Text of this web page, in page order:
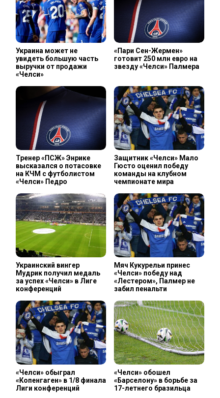
Украина может не
увидеть большую часть
выручки от продажи
«Челси»
«Пари Сен-Жермен»
готовит 250 млн евро на
звезду «Челси» Палмера
Тренер «ПСЖ» Энрике
высказался о потасовке
на КЧМ с футболистом
«Челси» Педро
Защитник «Челси» Мало
Гюсто оценил победу
команды на клубном
чемпионате мира
Украинский вингер
Мудрик получил медаль
за успех «Челси» в Лиге
конференций
Мяч Кукурельи принес
«Челси» победу над
«Лестером», Палмер не
забил пенальти
«Челси» обыграл
«Копенгаген» в 1/8 финала
Лиги конференций
«Челси» обошел
«Барселону» в борьбе за
17-летнего бразильца